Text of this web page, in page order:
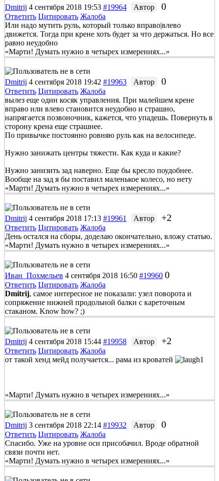
Dmitrij 4 сентября 2018 19:53 #19964 Автор 0
Ответить Цитировать Жалоба
Или надо мутить руль, который только вправо|влево
движется. Тогда при крене хоть будет за что держаться. Но все
равно неудобно
«Марти! Думать нужно в четырех измерениях...»
Dmitrij 4 сентября 2018 19:42 #19963 Автор 0
Ответить Цитировать Жалоба
вылез еще один косяк управления. При малейшем крене
вправо или влево становится неудобно и страшно,
напрягается позвоночник, кажется, что упадешь. Повернуть в
сторону крена еще страшнее.
По привычке постоянно ровняю руль как на велосипеде.
Нужно занижать центры тяжести. Как куда и какие?
Нужно занизить зад наверно. Еще бы кресло поудобнее.
Вообще на зад я бы поставил маленькое колесо, но нету
«Марти! Думать нужно в четырех измерениях...»
Dmitrij 4 сентября 2018 17:13 #19961 Автор +2
Ответить Цитировать Жалоба
День остался на сборы, доделаю окончательно, вложу статью.
«Марти! Думать нужно в четырех измерениях...»
Иван_Похмельев 4 сентября 2018 16:50 #19960 0
Ответить Цитировать Жалоба
Dmitrij, самое интересное не показали: узел поворота и
сопряжение нижней продольной балки с кареточным
стаканом. Know how? ;)
Dmitrij 4 сентября 2018 15:44 #19958 Автор +2
Ответить Цитировать Жалоба
от такой хенд мейд получается... рама из кроватей
«Марти! Думать нужно в четырех измерениях...»
Dmitrij 3 сентября 2018 22:14 #19932 Автор 0
Ответить Цитировать Жалоба
Спасибо. Уже на уровне оси присобачил. Вроде обратной
связи почти нет.
«Марти! Думать нужно в четырех измерениях...»